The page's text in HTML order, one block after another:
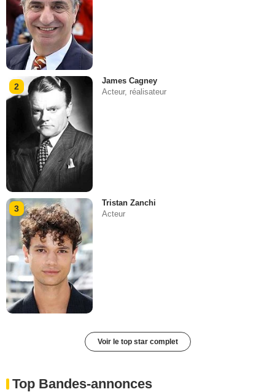
2
James Cagney
Acteur, réalisateur
3
Tristan Zanchi
Acteur
Voir le top star complet
Top Bandes-annonces